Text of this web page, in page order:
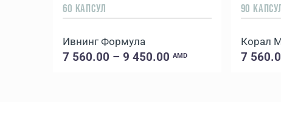
60 КАПСУЛ
Ивнинг Формула
7 560.00 – 9 450.00AMD
90
Корал
7